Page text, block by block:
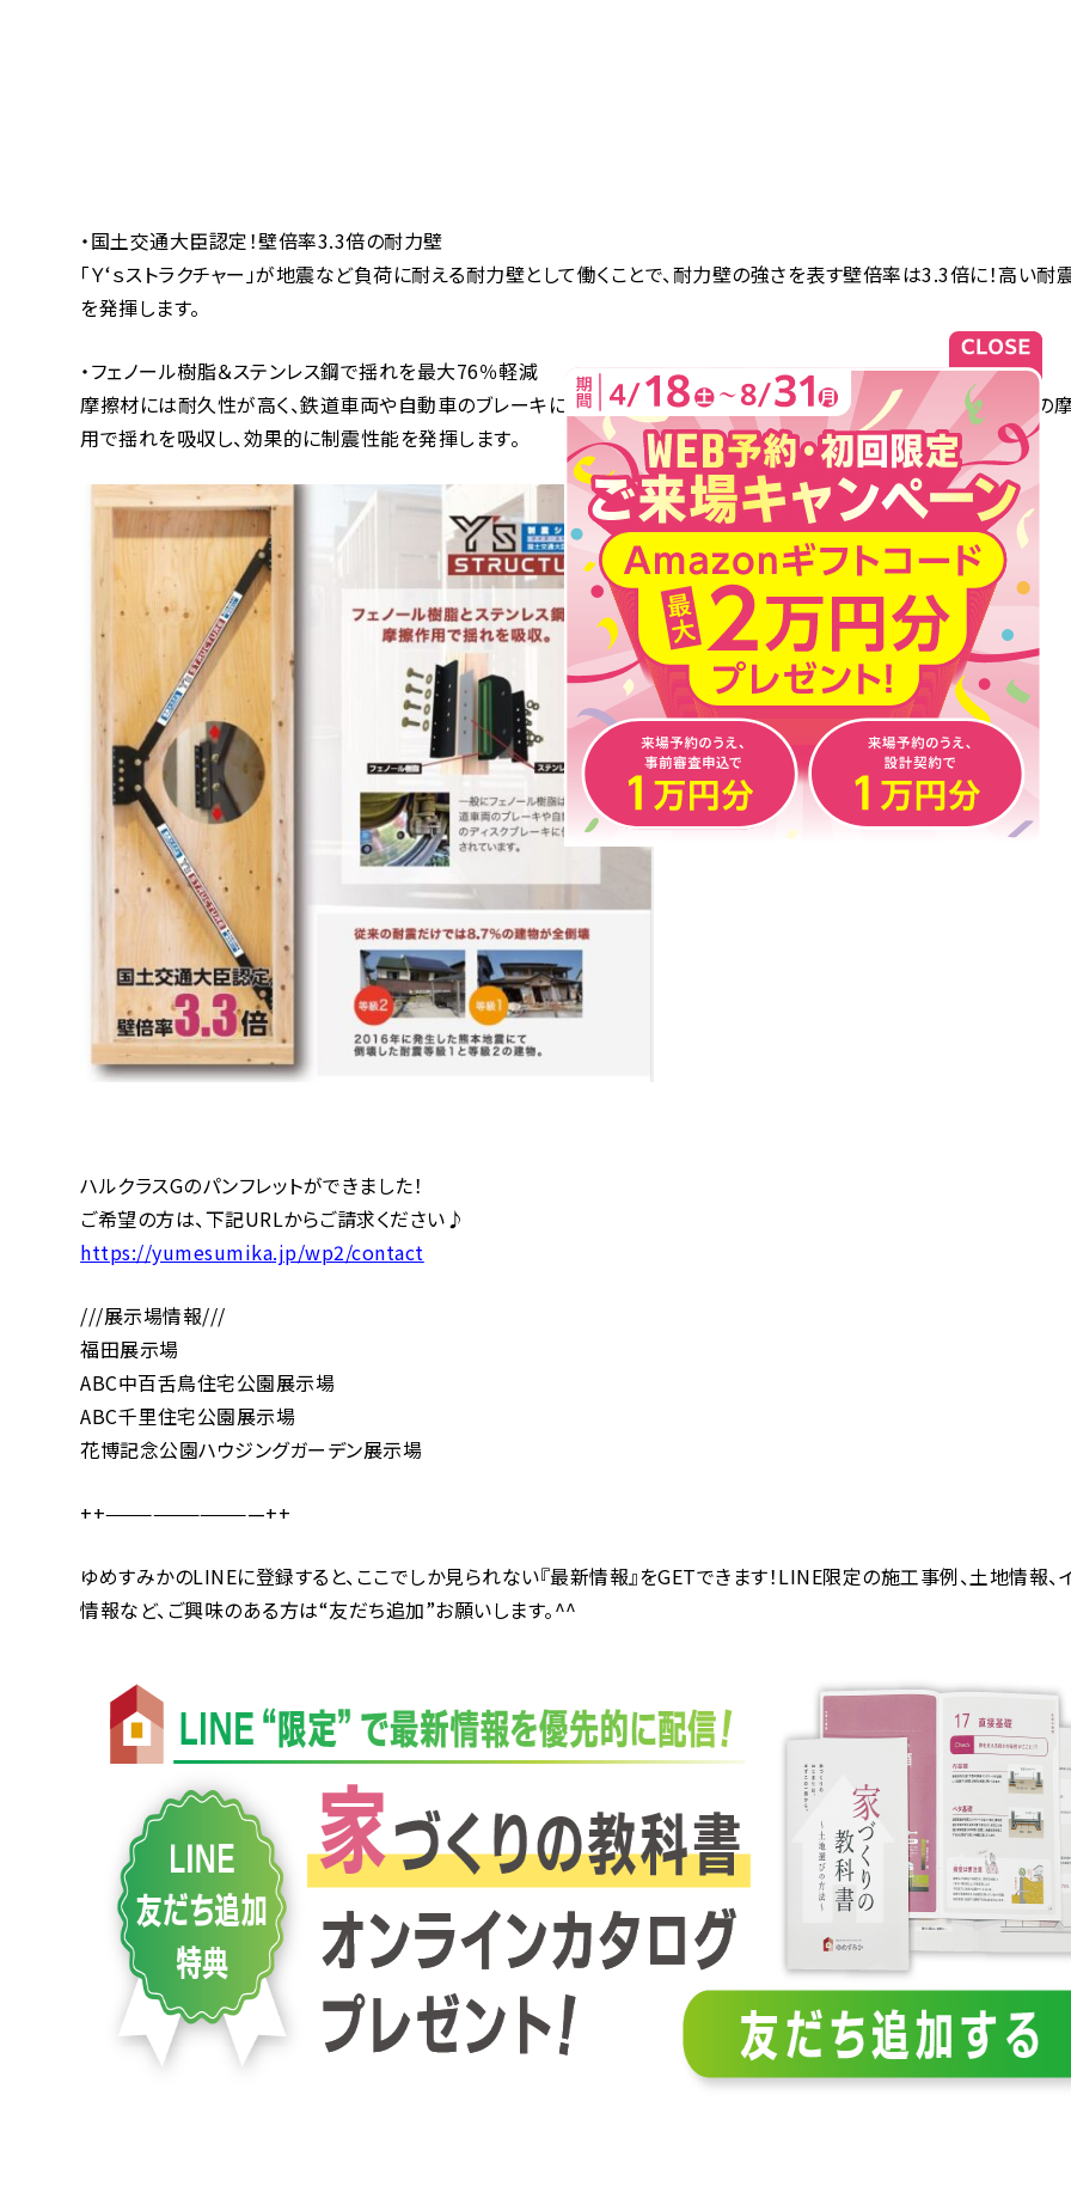
・国土交通大臣認定！壁倍率3.3倍の耐力壁
「Ｙ‘ｓストラクチャー」が地震など負荷に耐える耐力壁として働くことで、耐力壁の強さを表す壁倍率は3.3倍に！高い耐
を発揮します。
・フェノール樹脂＆ステンレス鋼で揺れを最大76％軽減
摩擦材には耐久性が高く、鉄道車両や自動車のブレーキにも採用されているフェノール樹脂を採用。ステンレス鋼との
用で揺れを吸収し、効果的に制震性能を発揮します。
ハルクラスGのパンフレットができました！
ご希望の方は、下記URLからご請求ください♪
https://yumesumika.jp/wp2/contact
///展示場情報///
福田展示場
ABC中百舌鳥住宅公園展示場
ABC千里住宅公園展示場
花博記念公園ハウジングガーデン展示場
++——————————++
ゆめすみかのLINEに登録すると、ここでしか見られない『最新情報』をGETできます！LINE限定の施工事例、土地情報、
情報など、ご興味のある方は“友だち追加”お願いします。^^